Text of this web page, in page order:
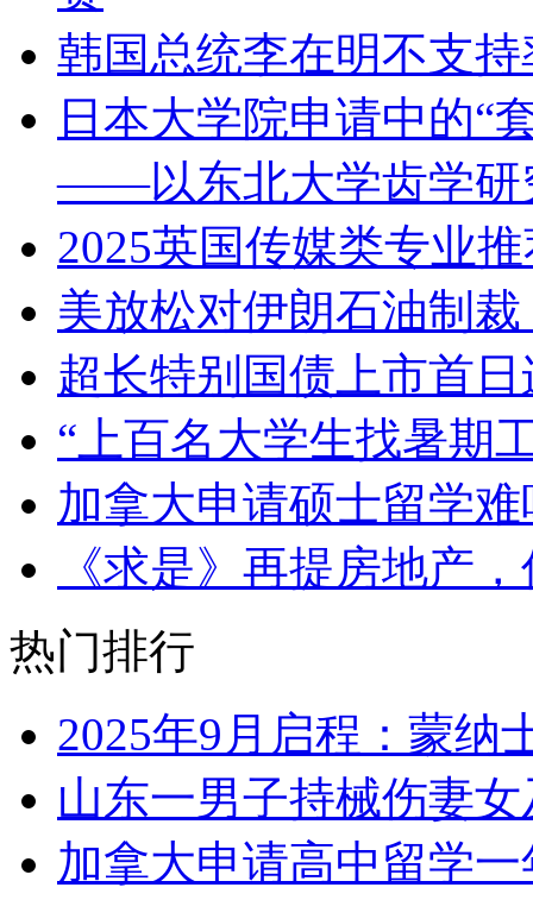
韩国总统李在明不支
日本大学院申请中的“
——以东北大学齿学研
2025英国传媒类专业
美放松对伊朗石油制
超长特别国债上市首
“上百名大学生找暑期
加拿大申请硕士留学难
《求是》再提房地产
热门排行
2025年9月启程：蒙纳
山东一男子持械伤妻
加拿大申请高中留学